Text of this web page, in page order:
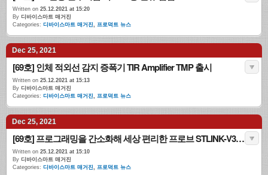
Written on 25.12.2021 at 15:20
By 디바이스마트 매거진
Categories: 디바이스마트 매거진, 프로덕트 뉴스
Dec 25, 2021
[69호] 인체 적외선 감지 증폭기 TIR Amplifier TMP 출시
Written on 25.12.2021 at 15:13
By 디바이스마트 매거진
Categories: 디바이스마트 매거진, 프로덕트 뉴스
Dec 25, 2021
[69호] 프로그래밍을 간소화해 세상 편리한 프로브 STLINK-V3SET
Written on 25.12.2021 at 15:10
By 디바이스마트 매거진
Categories: 디바이스마트 매거진, 프로덕트 뉴스